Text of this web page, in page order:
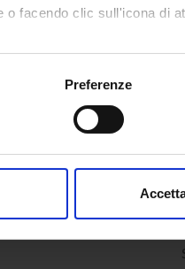
o facendo clic sull'icona di
anche:
sulla tua posizione
in qualsiasi momento
e social media, i quali
Preferenze